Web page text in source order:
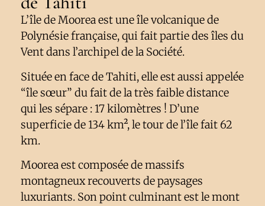
L’île de Moorea est une île volcanique de
Polynésie française, qui fait partie des îles du
Vent dans l’archipel de la Société.
Située en face de Tahiti, elle est aussi appelée
“île sœur” du fait de la très faible distance
qui les sépare : 17 kilomètres ! D’une
superficie de 134 km², le tour de l’île fait 62
km.
Moorea est composée de massifs
montagneux recouverts de paysages
luxuriants. Son point culminant est le mont